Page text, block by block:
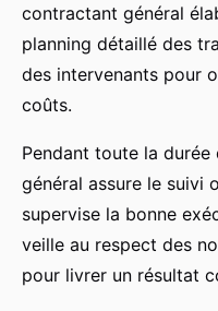
contractant général
planning détaillé des
des intervenants pour
coûts.
Pendant toute la
général assure le suivi
supervise la bonne
veille au respect des
pour livrer un résultat